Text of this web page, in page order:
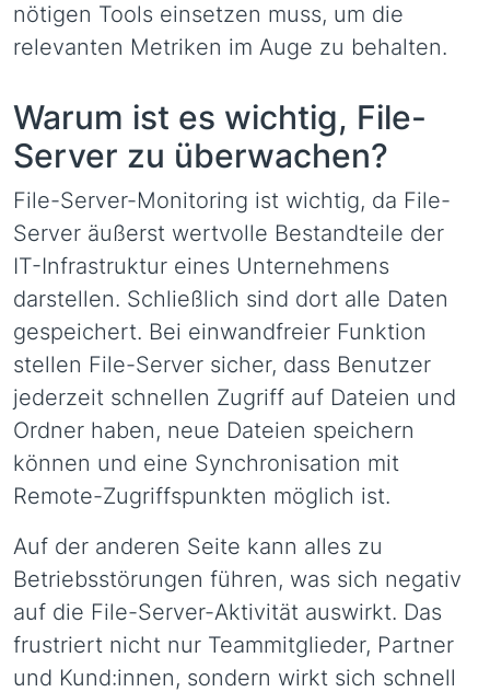
nötigen Tools einsetzen muss, um die
relevanten Metriken im Auge zu behalten.
Warum ist es wichtig, File-
Server zu überwachen?
File-Server-Monitoring ist wichtig, da File-
Server äußerst wertvolle Bestandteile der
IT-Infrastruktur eines Unternehmens
darstellen. Schließlich sind dort alle Daten
gespeichert. Bei einwandfreier Funktion
stellen File-Server sicher, dass Benutzer
jederzeit schnellen Zugriff auf Dateien und
Ordner haben, neue Dateien speichern
können und eine Synchronisation mit
Remote-Zugriffspunkten möglich ist.
Auf der anderen Seite kann alles zu
Betriebsstörungen führen, was sich negativ
auf die File-Server-Aktivität auswirkt. Das
frustriert nicht nur Teammitglieder, Partner
und Kund:innen, sondern wirkt sich schnell